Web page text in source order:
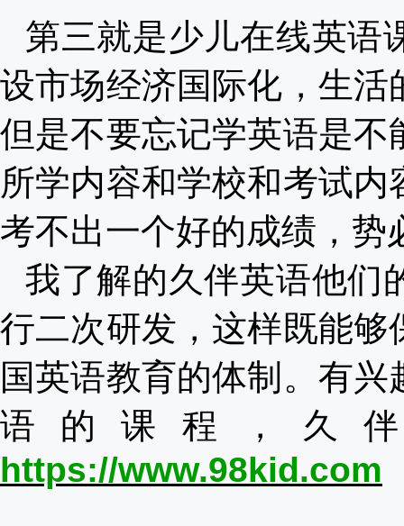
第三就是少儿在线英语
设市场经济国际化，生
但是不要忘记学英语是
所学内容和学校和考试
考不出一个好的成绩，势
我了解的久伴英语他们
行二次研发，这样既能
国英语教育的体制。有
语的课程，久
https://www.98kid.com